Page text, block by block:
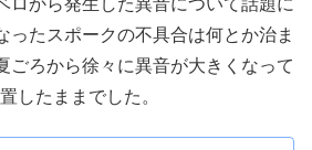
ったスポークの不具合は何とか治ま
ごろから徐々に異音が大きくなって
したままでした。